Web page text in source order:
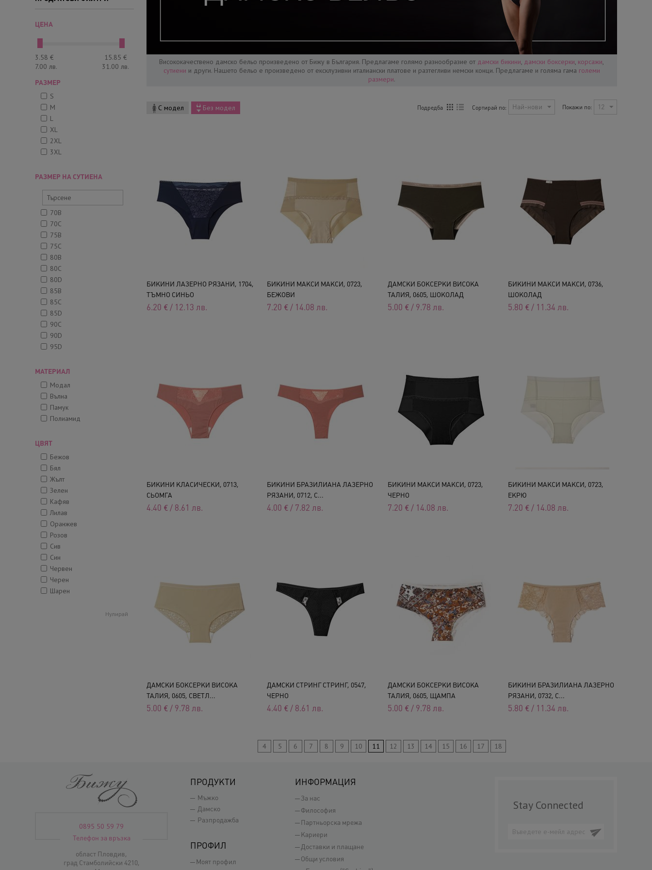
ЦЕНА
3.58 €
7.00 лв.
15.85 €
31.00 лв.
РАЗМЕР
S
M
L
XL
2XL
3XL
РАЗМЕР НА СУТИЕНА
70B
70C
75B
75C
80B
80C
80D
85B
85C
85D
90C
90D
95D
МАТЕРИАЛ
Модал
Вълна
Памук
Полиамид
ЦВЯТ
Бежов
Бял
Жълт
Зелен
Кафяв
Лилав
Оранжев
Розов
Сив
Син
Червен
Черен
Шарен
Нулирай
Висококачествено дамско бельо произведено от Бижу в България. Предлагаме голямо разнообразие от дамски бикини, дамски боксерки, корсажи,
сутиени и други. Нaшето бельо е произведено от ексклузивни италиански платове и разтегливи немски конци. Предлагаме и голяма гама големи
размери.
Подредба Сортирай по: Най-нови Покажи по: 12
С модел Без модел
БИКИНИ ЛАЗЕРНО РЯЗАНИ, 1704,
ТЪМНО СИНЬО
6.20 € / 12.13 лв.
БИКИНИ МАКСИ МАКСИ, 0723,
БЕЖОВИ
7.20 € / 14.08 лв.
ДАМСКИ БОКСЕРКИ ВИСОКА
ТАЛИЯ, 0605, ШОКОЛАД
5.00 € / 9.78 лв.
БИКИНИ МАКСИ МАКСИ, 0736,
ШОКОЛАД
5.80 € / 11.34 лв.
БИКИНИ КЛАСИЧЕСКИ, 0713,
СЬОМГА
4.40 € / 8.61 лв.
БИКИНИ БРАЗИЛИАНА ЛАЗЕРНО
РЯЗАНИ, 0712, С...
4.00 € / 7.82 лв.
БИКИНИ МАКСИ МАКСИ, 0723,
ЧЕРНО
7.20 € / 14.08 лв.
БИКИНИ МАКСИ МАКСИ, 0723,
ЕКРЮ
7.20 € / 14.08 лв.
ДАМСКИ БОКСЕРКИ ВИСОКА
ТАЛИЯ, 0605, СВЕТЛ...
5.00 € / 9.78 лв.
ДАМСКИ СТРИНГ СТРИНГ, 0547,
ЧЕРНО
4.40 € / 8.61 лв.
ДАМСКИ БОКСЕРКИ ВИСОКА
ТАЛИЯ, 0605, ЩАМПА
5.00 € / 9.78 лв.
БИКИНИ БРАЗИЛИАНА ЛАЗЕРНО
РЯЗАНИ, 0732, С...
5.80 € / 11.34 лв.
4 5 6 7 8 9 10 11 12 13 14 15 16 17 18
0895 50 59 79
Телефон за връзка
област Пловдив,
град Стамболийски 4210,
ПРОДУКТИ
Мъжко
Дамско
Разпродажба
ПРОФИЛ
Моят профил
Stay Connected
ИНФОРМАЦИЯ
За нас
Философия
Партньорска мрежа
Кариери
Доставки и плащане
Общи условия